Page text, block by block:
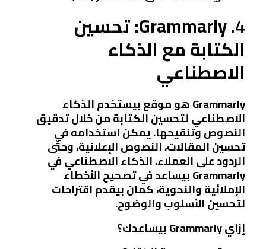
4. Grammarly: تحسين
الكتابة مع الذكاء
الاصطناعي
Grammarly هو موقع بيستخدم الذكاء
الاصطناعي لتحسين الكتابة من خلال تدقيق
النصوص وتنقيحها. يمكن استخدامه في
تحسين المقالات، النصوص الإعلانية، وحتّى
الردود على العملاء. الذكاء الاصطناعي في
Grammarly بيساعد في تصحيح الأخطاء
الإملائية والنحوية، كمان بيقدم اقتراحات
لتحسين الأسلوب والوضوح.
إزاي Grammarly بيساعدك؟